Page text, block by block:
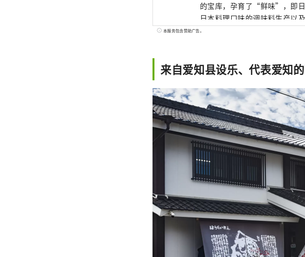
的宝库，孕育了“鲜味”，即日本料理的精髓。 ■什么是
日本料理口味的调味料生产以及
是什么样的？ 名古屋位于日本
“白酱油”等独特的发酵调味
本服务包含赞助广告。
来自爱知县设乐、代表爱知